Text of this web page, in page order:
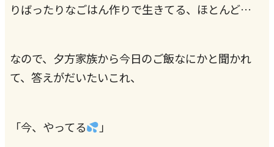
りばったりなごはん作りで生きてる、ほとんど…
なので、夕方家族から今日のご飯なにかと聞かれ
て、答えがだいたいこれ、
「今、やってる 」